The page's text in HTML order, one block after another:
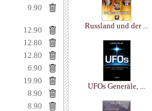
9.90
12.90
12.80
12.80
6.90
19.90
8.90
8.90
Russland und der ...
UFOs Generäle, ...